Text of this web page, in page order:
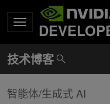
智能体/生成式 AI